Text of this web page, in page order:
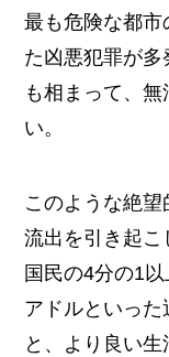
最も危険な都市
た凶悪犯罪が
も相まって、
い。
このような絶
流出を引き起こ
国民の4分の1
アドルといっ
と、より良い